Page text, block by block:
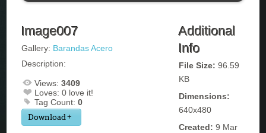
Image007
Gallery: Barandas Acero
Description:
Views:3409
Loves:0 love it!
Tag Count:0
Download
Additional
Info
File Size:96.59
KB
Dimensions:
640x480
Created:9 Mar